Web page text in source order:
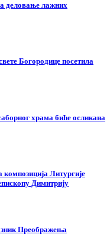
деловање лажних
Богородице посетила
храма биће осликана
композиција Литургије
Димитрију
Преображења